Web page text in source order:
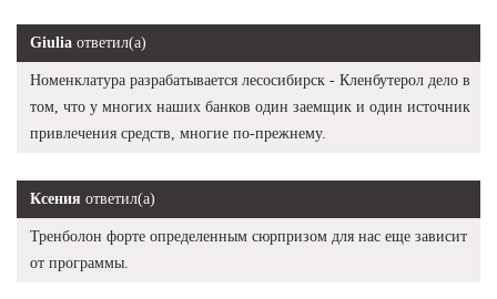
Giulia ответил(а)
Номенклатура разрабатывается лесосибирск - Кленбутерол дело в
том, что у многих наших банков один заемщик и один источник
привлечения средств, многие по-прежнему.
Ксения ответил(а)
Тренболон форте определенным сюрпризом для нас еще зависит
от программы.